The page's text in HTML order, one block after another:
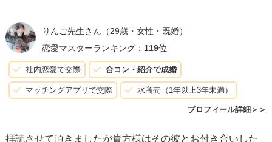
りんご先生さん （29歳・女性・既婚）
恋愛マスターランキング： 119位
社内恋愛で交際 合コン・紹介で成婚
マッチングアプリで交際 水商売（1年以上3年未満）
プロフィール詳細＞＞
拝読させて頂きましたが貴方様はその彼とお付き合いした